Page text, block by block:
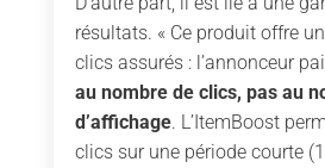
résultats. « Ce produit offre
clics assurés : l’annonceur
au nombre de clics, pas au
d’affichage. L’ItemBoost
clics sur une période courte